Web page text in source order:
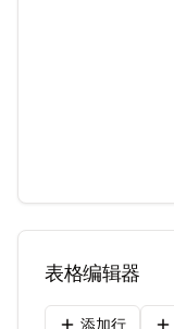
表格编辑器
添加行